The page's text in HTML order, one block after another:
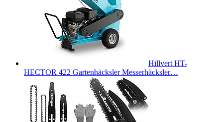
Hillvert HT-
HECTOR 422 Gartenhäcksler Messerhäcksler…